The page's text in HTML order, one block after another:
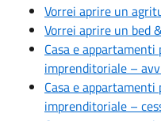
Vorrei aprire un
Vorrei aprire un bed
Casa e
imprenditoriale –
Casa e
imprenditoriale –